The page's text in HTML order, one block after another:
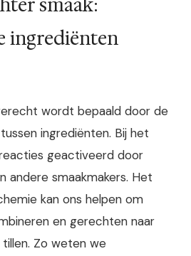
smaak:
ingrediënten
wordt bepaald door de
ingrediënten. Bij het
geactiveerd door
andere smaakmakers. Het
kan ons helpen om
en gerechten naar
Zo weten we